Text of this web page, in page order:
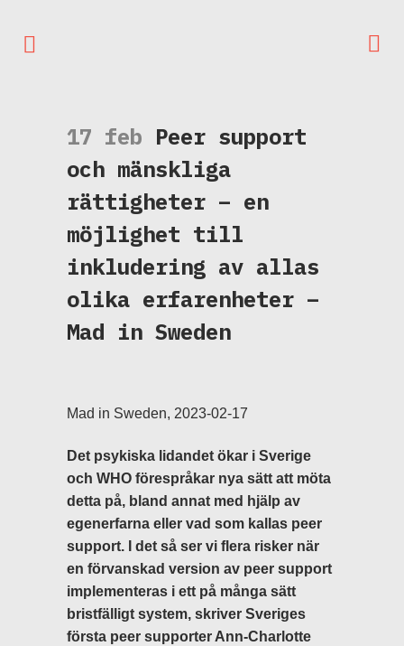
17 feb Peer support
och mänskliga
rättigheter – en
möjlighet till
inkludering av allas
olika erfarenheter –
Mad in Sweden
Mad in Sweden, 2023-02-17
Det psykiska lidandet ökar i Sverige
och WHO förespråkar nya sätt att möta
detta på, bland annat med hjälp av
egenerfarna eller vad som kallas peer
support. I det så ser vi flera risker när
en förvanskad version av peer support
implementeras i ett på många sätt
bristfälligt system, skriver Sveriges
första peer supporter Ann-Charlotte